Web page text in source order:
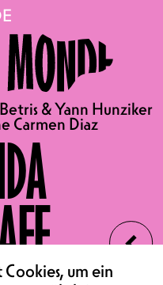
‹
& Yann Hunziker
Carmen Diaz
& Yann Hunziker
Carmen Diaz
& Yann
+
Diaz
& YANN
DIAZ
um ein